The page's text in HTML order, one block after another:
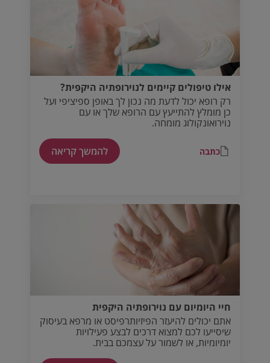
אילו טיפולים קיימים לנוירופתיה היקפית?
רק רופא יכול לדעת מה נכון לך באופן ספיציפי ועל
כן מומלץ להתייעץ עם הרופא שלך או עם
נוירואונקולוג מומחה.
כתבה להמשך קריאה
חיי היומיום עם נוירופתיה היקפית
אתם יכולים להיעזר הפיזיותרפיסט או מרפא בעיסוק
שיסייעו לכם למצוא דרכים לבצע פעילויות
יומיומיות, או לשמור על עצמכם בבית.